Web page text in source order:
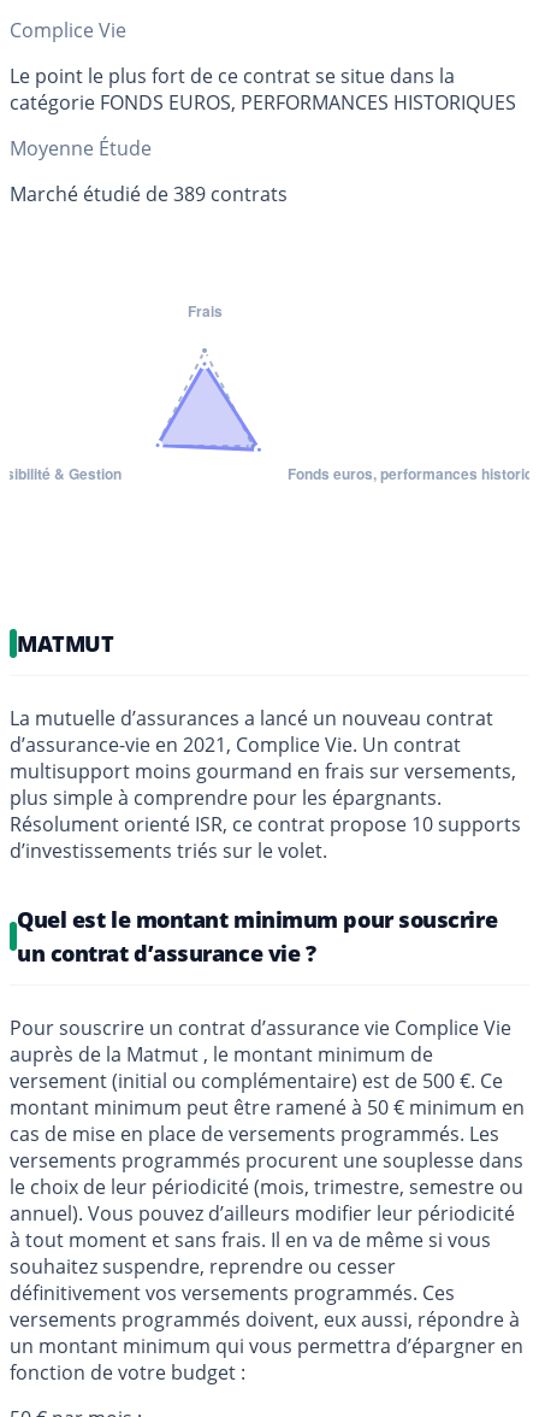
Complice Vie
Le point le plus fort de ce contrat se situe dans la
catégorie FONDS EUROS, PERFORMANCES HISTORIQUES
Moyenne Étude
Marché étudié de 389 contrats
MATMUT
La mutuelle d’assurances a lancé un nouveau contrat
d’assurance-vie en 2021, Complice Vie. Un contrat
multisupport moins gourmand en frais sur versements,
plus simple à comprendre pour les épargnants.
Résolument orienté ISR, ce contrat propose 10 supports
d’investissements triés sur le volet.
Quel est le montant minimum pour souscrire
un contrat d’assurance vie ?
Pour souscrire un contrat d’assurance vie Complice Vie
auprès de la Matmut , le montant minimum de
versement (initial ou complémentaire) est de 500 €. Ce
montant minimum peut être ramené à 50 € minimum en
cas de mise en place de versements programmés. Les
versements programmés procurent une souplesse dans
le choix de leur périodicité (mois, trimestre, semestre ou
annuel). Vous pouvez d’ailleurs modifier leur périodicité
à tout moment et sans frais. Il en va de même si vous
souhaitez suspendre, reprendre ou cesser
définitivement vos versements programmés. Ces
versements programmés doivent, eux aussi, répondre à
un montant minimum qui vous permettra d’épargner en
fonction de votre budget :